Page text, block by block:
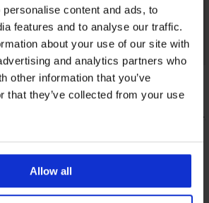
content and ads, to
features and to analyse our traffic.
about your use of our site with
and analytics partners who
other information that you’ve
that they’ve collected from your use
Allow all
4,9
gladmakend
-20% GET20
Bh Maia 4D Soft
52,99 €
42,39 € code: GET20
stukken